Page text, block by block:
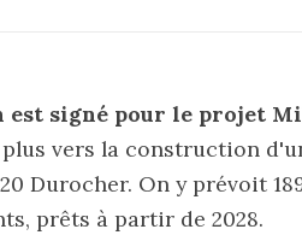
est signé pour le projet
vers la construction
Durocher. On y prévoit
prêts à partir de 2028.